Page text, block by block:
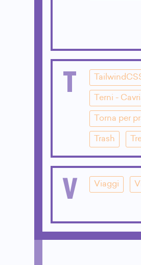
T Terni -
Torna per
Trash
V Viaggi